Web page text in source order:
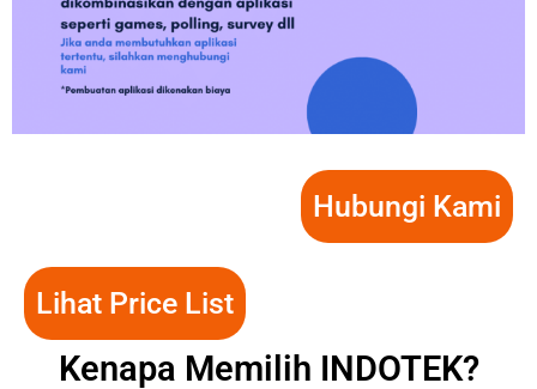
Hubungi Kami
Lihat Price List
Kenapa Memilih INDOTEK?